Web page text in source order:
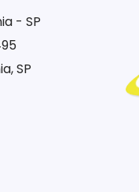
- SP
SP